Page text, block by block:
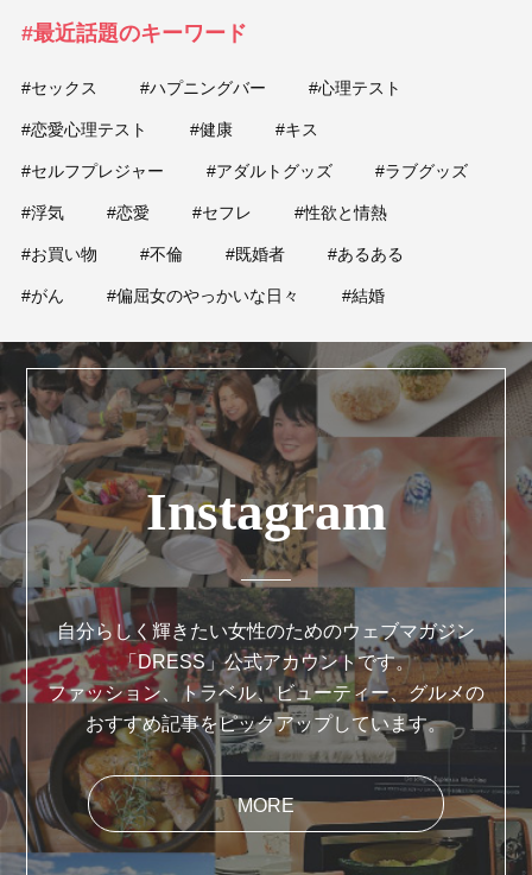
#最近話題のキーワード
#セックス #ハプニングバー #心理テスト
#恋愛心理テスト #健康 #キス
#セルフプレジャー #アダルトグッズ #ラブグッズ
#浮気 #恋愛 #セフレ #性欲と情熱
#お買い物 #不倫 #既婚者 #あるある
#がん #偏屈女のやっかいな日々 #結婚
Instagram
自分らしく輝きたい女性のためのウェブマガジン
「DRESS」公式アカウントです。
ファッション、トラベル、ビューティー、グルメの
おすすめ記事をピックアップしています。
MORE